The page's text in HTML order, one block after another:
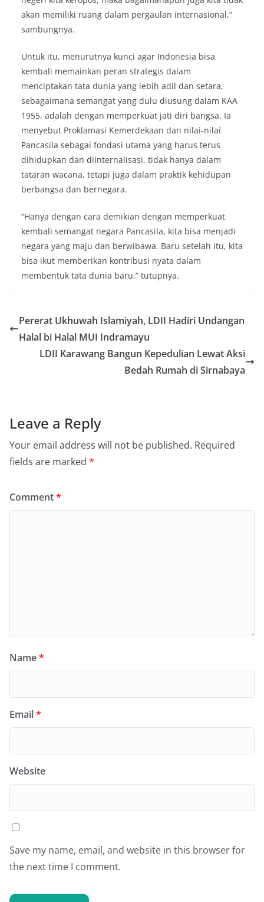
akan memiliki ruang dalam pergaulan internasional,”
sambungnya.
Untuk itu, menurutnya kunci agar Indonesia bisa
kembali memainkan peran strategis dalam
menciptakan tata dunia yang lebih adil dan setara,
sebagaimana semangat yang dulu diusung dalam KAA
1955, adalah dengan memperkuat jati diri bangsa. Ia
menyebut Proklamasi Kemerdekaan dan nilai-nilai
Pancasila sebagai fondasi utama yang harus terus
dihidupkan dan diinternalisasi, tidak hanya dalam
tataran wacana, tetapi juga dalam praktik kehidupan
berbangsa dan bernegara.
“Hanya dengan cara demikian dengan memperkuat
kembali semangat negara Pancasila, kita bisa menjadi
negara yang maju dan berwibawa. Baru setelah itu, kita
bisa ikut memberikan kontribusi nyata dalam
membentuk tata dunia baru,” tutupnya.
Pererat Ukhuwah Islamiyah, LDII Hadiri Undangan
Halal bi Halal MUI Indramayu
LDII Karawang Bangun Kepedulian Lewat Aksi
Bedah Rumah di Sirnabaya
Leave a Reply
Your email address will not be published. Required
fields are marked *
Comment*
Name*
Email*
Website
Save my name, email, and website in this browser for
the next time I comment.